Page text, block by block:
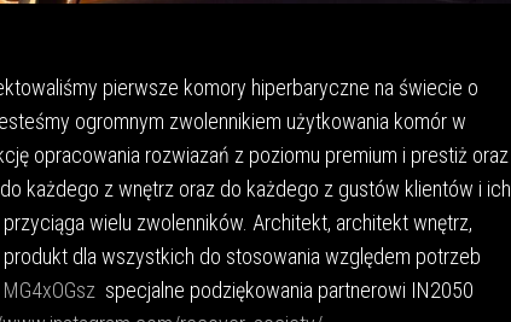
pierwsze komory hiperbaryczne na świecie o
ogromnym zwolennikiem użytkowania komór w
opracowania rozwiazań z poziomu premium i prestiż oraz
każdego z wnętrz oraz do każdego z gustów klientów i ich
wielu zwolenników. Architekt, architekt wnętrz,
dla wszystkich do stosowania względem potrzeb
specjalne podziękowania partnerowi IN2050